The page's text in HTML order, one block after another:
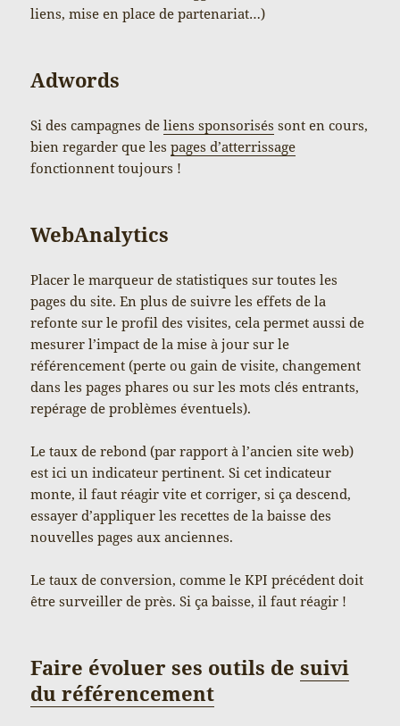
liens, mise en place de partenariat…)
Adwords
Si des campagnes deliens sponsorisés sont en cours,
bien regarder que lespages d’atterrissage
fonctionnent toujours !
WebAnalytics
Placer le marqueur de statistiques sur toutes les
pages du site. En plus de suivre les effets de la
refonte sur le profil des visites, cela permet aussi de
mesurer l’impact de la mise à jour sur le
référencement (perte ou gain de visite, changement
dans les pages phares ou sur les mots clés entrants,
repérage de problèmes éventuels).
Le taux de rebond (par rapport à l’ancien site web)
est ici un indicateur pertinent. Si cet indicateur
monte, il faut réagir vite et corriger, si ça descend,
essayer d’appliquer les recettes de la baisse des
nouvelles pages aux anciennes.
Le taux de conversion, comme le KPI précédent doit
être surveiller de près. Si ça baisse, il faut réagir !
Faire évoluer ses outils desuivi
du référencement